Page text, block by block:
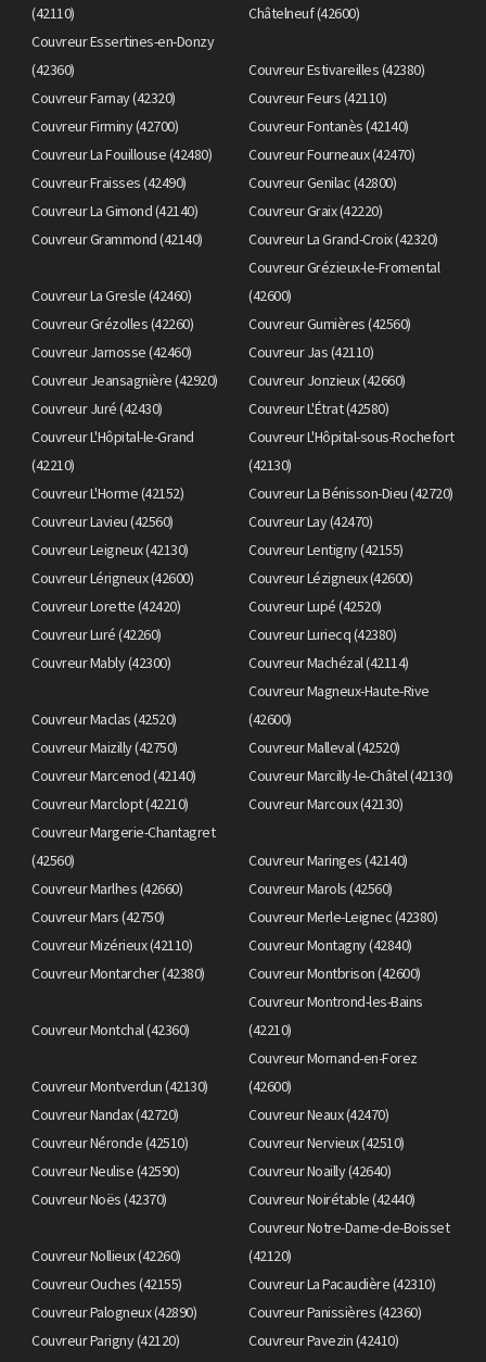
(42110)
Châtelneuf (42600)
Couvreur Essertines-en-Donzy
(42360)
Couvreur Estivareilles (42380)
Couvreur Farnay (42320)
Couvreur Feurs (42110)
Couvreur Firminy (42700)
Couvreur Fontanès (42140)
Couvreur La Fouillouse (42480)
Couvreur Fourneaux (42470)
Couvreur Fraisses (42490)
Couvreur Genilac (42800)
Couvreur La Gimond (42140)
Couvreur Graix (42220)
Couvreur Grammond (42140)
Couvreur La Grand-Croix (42320)
Couvreur La Gresle (42460)
Couvreur Grézieux-le-Fromental
(42600)
Couvreur Grézolles (42260)
Couvreur Gumières (42560)
Couvreur Jarnosse (42460)
Couvreur Jas (42110)
Couvreur Jeansagnière (42920)
Couvreur Jonzieux (42660)
Couvreur Juré (42430)
Couvreur L'Étrat (42580)
Couvreur L'Hôpital-le-Grand
(42210)
Couvreur L'Hôpital-sous-Rochefort
(42130)
Couvreur L'Horme (42152)
Couvreur La Bénisson-Dieu (42720)
Couvreur Lavieu (42560)
Couvreur Lay (42470)
Couvreur Leigneux (42130)
Couvreur Lentigny (42155)
Couvreur Lérigneux (42600)
Couvreur Lézigneux (42600)
Couvreur Lorette (42420)
Couvreur Lupé (42520)
Couvreur Luré (42260)
Couvreur Luriecq (42380)
Couvreur Mably (42300)
Couvreur Machézal (42114)
Couvreur Maclas (42520)
Couvreur Magneux-Haute-Rive
(42600)
Couvreur Maizilly (42750)
Couvreur Malleval (42520)
Couvreur Marcenod (42140)
Couvreur Marcilly-le-Châtel (42130)
Couvreur Marclopt (42210)
Couvreur Marcoux (42130)
Couvreur Margerie-Chantagret
(42560)
Couvreur Maringes (42140)
Couvreur Marlhes (42660)
Couvreur Marols (42560)
Couvreur Mars (42750)
Couvreur Merle-Leignec (42380)
Couvreur Mizérieux (42110)
Couvreur Montagny (42840)
Couvreur Montarcher (42380)
Couvreur Montbrison (42600)
Couvreur Montchal (42360)
Couvreur Montrond-les-Bains
(42210)
Couvreur Montverdun (42130)
Couvreur Mornand-en-Forez
(42600)
Couvreur Nandax (42720)
Couvreur Neaux (42470)
Couvreur Néronde (42510)
Couvreur Nervieux (42510)
Couvreur Neulise (42590)
Couvreur Noailly (42640)
Couvreur Noës (42370)
Couvreur Noirétable (42440)
Couvreur Nollieux (42260)
Couvreur Notre-Dame-de-Boisset
(42120)
Couvreur Ouches (42155)
Couvreur La Pacaudière (42310)
Couvreur Palogneux (42890)
Couvreur Panissières (42360)
Couvreur Parigny (42120)
Couvreur Pavezin (42410)